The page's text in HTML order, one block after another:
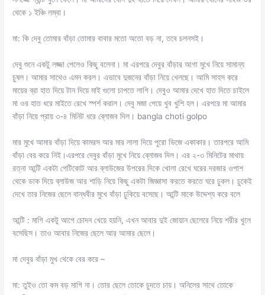
থেকে ১ ইঞ্চি লম্বা।
মা: কি দেবু তোমার বাঁড়া তোমার বাবার মতো অতো বড় না, তবে চলনসই।
দেবু শুনে একটু লজ্জা পেলেও কিছু বলেনা। মা এরপরে দেবুর বাঁড়ার আগা মুখে নিয়ে সামান্য
চুষল। আমার সাথেও এমন করল। এভাবে দুজনের বাঁড়া নিয়ে খেলছে। আমি সাহস করে
মায়ের ব্রা হাত দিয়ে টান দিয়ে মাই গুলো চাপতে লাগি। দেবুও আমার দেখে হাত দিতে চাইলে
মা ওর হাত ধরে মাইতে রেখে স্পর্শ করাল। দেবু মজা পেয়ে খুব খুশি হল। এরপরে মা আমার
বাঁড়া নিয়ে প্রায় ৩-৪ মিনিট ধরে ব্লোজব দিল। bangla choti golpo
মার মুখে আমার বাঁড়া দিয়ে কামরস আর মার লালা দিয়ে পুরো ভিজে একাকার। তারপরে আমি
বাঁড়া বের করে নিই।এরপরে দেবুর বাঁড়া মুখে নিয়ে ব্লোজব দিল। এর ২-৩ মিনিটের মাথায়
রত্না আন্টি একটা পেটিকোট আর ব্লাউজের উপরের দিকে খোলা রেখে ঘরের দরজার ওপাশ
থেকে ডাক দিয়ে ব্লাউজ আর শাড়ি নিয়ে কিছু একটা জিজ্ঞাসা করতে করতে ঘরে ঢুকল। ঢুকেই
দেখে তার নিজের ছেলে বান্ধবীর মুখে বাঁড়া ঢুকিয়ে বসেছে। আন্টি মাকে উদ্দেশ্য করে বলে
আন্টি : মাগি একটু আগে চোদন খেয়ে হয়নি, এখন আবার দুই জোয়ান ছেলেরে নিয়ে শরীর খুলে
বসেছিস। তাও আবার নিজের ছেলে আর আমার ছেলে।
মা দেবুর বাঁড়া মুখ থেকে বের করে –
মা: তুইও তো কম বড় মাগি না। তোর ছেলে তোকে চুদতে চায়। অনিলের সাথে তোকে